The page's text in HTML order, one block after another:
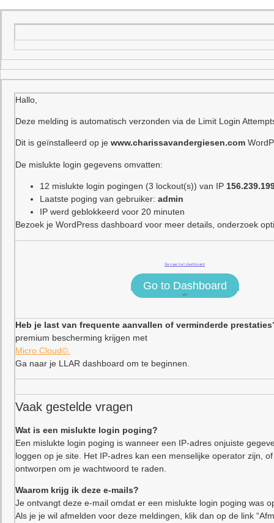
Hallo,
Deze melding is automatisch verzonden via de Limit Login
Dit is geïnstalleerd op je www.charissavandergiesen.com
De mislukte login gegevens omvatten:
12 mislukte login pogingen (3 lockout(s)) van IP
Laatste poging van gebruiker: admin
IP werd geblokkeerd voor 20 minuten
Bezoek je WordPress dashboard voor meer details, onderzoek
Ga naar het dashboard
Go to Dashboard
<!–
Heb je last van frequente aanvallen of verminderde
premium bescherming krijgen met
Micro Cloud©.
Ga naar je LLAR dashboard om te beginnen.
Vaak gestelde vragen
Wat is een mislukte login poging?
Een mislukte login poging is wanneer een IP-adres onjuiste
loggen op je site. Het IP-adres kan een menselijke operator zijn,
ontworpen om je wachtwoord te raden.
Waarom krijg ik deze e-mails?
Je ontvangt deze e-mail omdat er een mislukte login poging was
Als je je wil afmelden voor deze meldingen, klik dan op de link